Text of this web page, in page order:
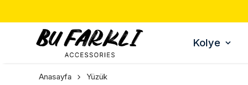
Kolye
Anasayfa Yüzük